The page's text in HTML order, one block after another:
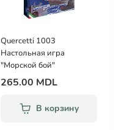
Quercetti 1003
Настольная игра
"Морской бой"
265.00 MDL
В корзину